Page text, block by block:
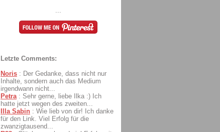
Letzte Comments:
Noris : Der Gedanke, dass nicht nur
Inhalte, sondern auch das Medium
irgendwann nicht...
Petra : Sehr gerne, liebe Ilka :) Ich
hatte jetzt wegen des zweiten...
Illa Sabin : Wie lieb von dir! Ich danke
für den Link. Viel Erfolg für die
zwanzigtausend...